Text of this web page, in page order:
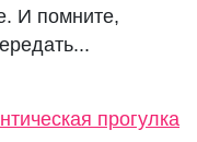
И помните,
прогулка